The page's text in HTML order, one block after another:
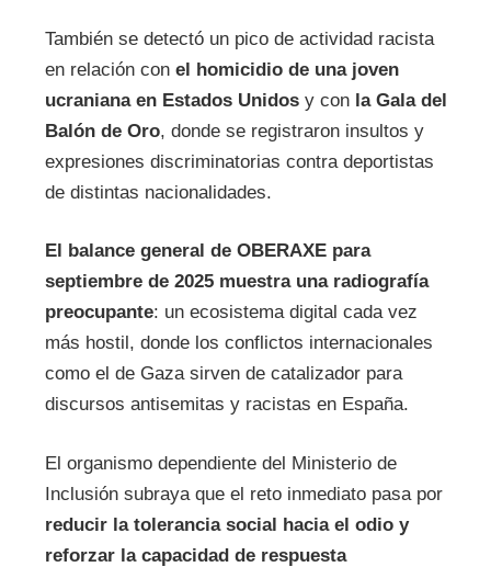
También se detectó un pico de actividad racista
en relación con el homicidio de una joven
ucraniana en Estados Unidosy con la Gala del
Balón de Oro, donde se registraron insultos y
expresiones discriminatorias contra deportistas
de distintas nacionalidades.
El balance general de OBERAXE para
septiembre de 2025 muestra una radiografía
preocupante: un ecosistema digital cada vez
más hostil, donde los conflictos internacionales
como el de Gaza sirven de catalizador para
discursos antisemitas y racistas en España.
El organismo dependiente del Ministerio de
Inclusión subraya que el reto inmediato pasa por
reducir la tolerancia social hacia el odio y
reforzar la capacidad de respuesta